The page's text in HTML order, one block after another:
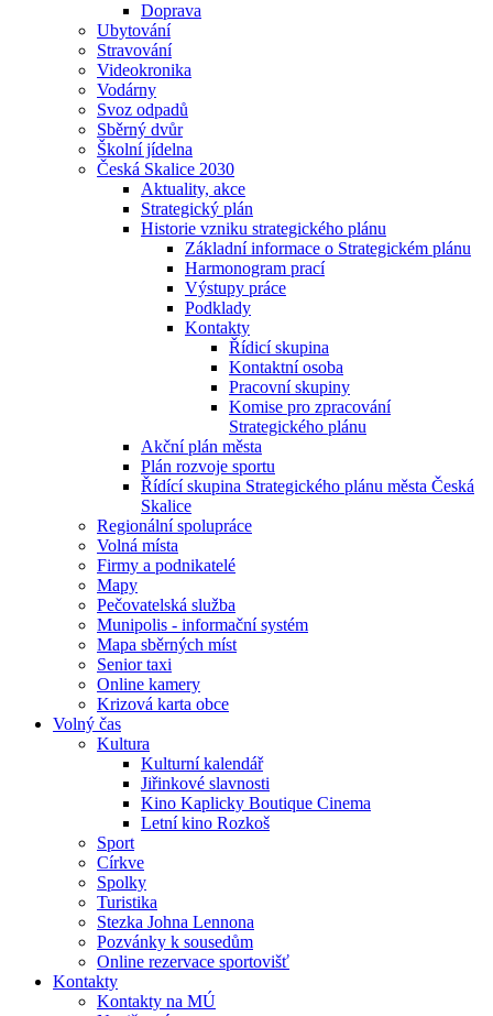
Doprava
Ubytování
Stravování
Videokronika
Vodárny
Svoz odpadů
Sběrný dvůr
Školní jídelna
Česká Skalice 2030
Aktuality, akce
Strategický plán
Historie vzniku strategického plánu
Základní informace o Strategickém plánu
Harmonogram prací
Výstupy práce
Podklady
Kontakty
Řídicí skupina
Kontaktní osoba
Pracovní skupiny
Komise pro zpracování
Strategického plánu
Akční plán města
Plán rozvoje sportu
Řídící skupina Strategického plánu města Česká
Skalice
Regionální spolupráce
Volná místa
Firmy a podnikatelé
Mapy
Pečovatelská služba
Munipolis - informační systém
Mapa sběrných míst
Senior taxi
Online kamery
Krizová karta obce
Volný čas
Kultura
Kulturní kalendář
Jiřinkové slavnosti
Kino Kaplicky Boutique Cinema
Letní kino Rozkoš
Sport
Církve
Spolky
Turistika
Stezka Johna Lennona
Pozvánky k sousedům
Online rezervace sportovišť
Kontakty
Kontakty na MÚ